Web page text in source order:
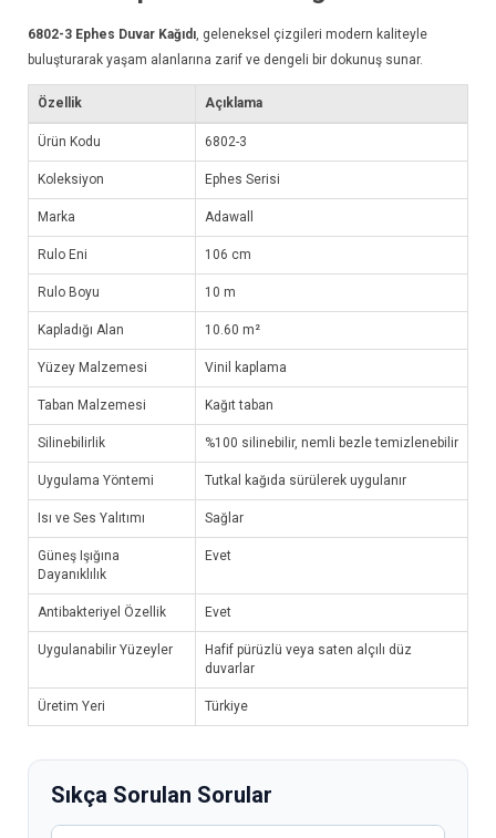
6802-3 Ephes Duvar Kağıdı , geleneksel çizgileri modern kaliteyle
buluşturarak yaşam alanlarına zarif ve dengeli bir dokunuş sunar.
Özellik Açıklama
Ürün Kodu 6802-3
Koleksiyon Ephes Serisi
Marka Adawall
Rulo Eni 106 cm
Rulo Boyu 10 m
Kapladığı Alan 10.60 m²
Yüzey Malzemesi Vinil kaplama
Taban Malzemesi Kağıt taban
Silinebilirlik %100 silinebilir, nemli bezle temizlenebilir
Uygulama Yöntemi Tutkal kağıda sürülerek uygulanır
Isı ve Ses Yalıtımı Sağlar
Güneş Işığına
Dayanıklılık
Evet
Antibakteriyel Özellik Evet
Uygulanabilir Yüzeyler
Hafif pürüzlü veya saten alçılı düz
duvarlar
Üretim Yeri Türkiye
Sıkça Sorulan Sorular